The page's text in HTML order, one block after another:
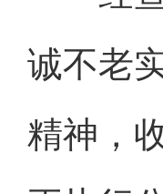
诚不老
精神，